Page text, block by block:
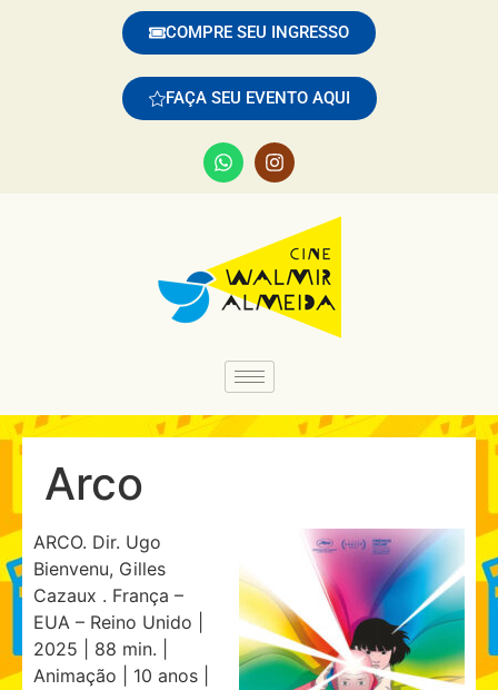
COMPRE SEU INGRESSO
FAÇA SEU EVENTO AQUI
Arco
ARCO. Dir. Ugo
Bienvenu, Gilles
Cazaux . França –
EUA – Reino Unido |
2025 | 88 min. |
Animação | 10 anos |